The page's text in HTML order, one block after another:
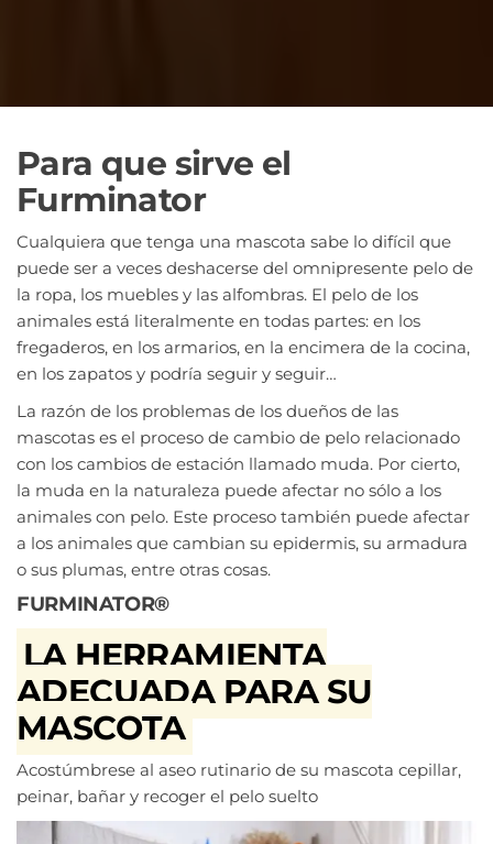
Para que sirve el
Furminator
Cualquiera que tenga una mascota sabe lo difícil que
puede ser a veces deshacerse del omnipresente pelo de
la ropa, los muebles y las alfombras. El pelo de los
animales está literalmente en todas partes: en los
fregaderos, en los armarios, en la encimera de la cocina,
en los zapatos y podría seguir y seguir…
La razón de los problemas de los dueños de las
mascotas es el proceso de cambio de pelo relacionado
con los cambios de estación llamado muda. Por cierto,
la muda en la naturaleza puede afectar no sólo a los
animales con pelo. Este proceso también puede afectar
a los animales que cambian su epidermis, su armadura
o sus plumas, entre otras cosas.
FURMINATOR®
LA HERRAMIENTA
ADECUADA PARA SU
MASCOTA
Acostúmbrese al aseo rutinario de su mascota cepillar,
peinar, bañar y recoger el pelo suelto